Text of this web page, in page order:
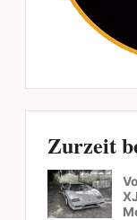
Zurzeit